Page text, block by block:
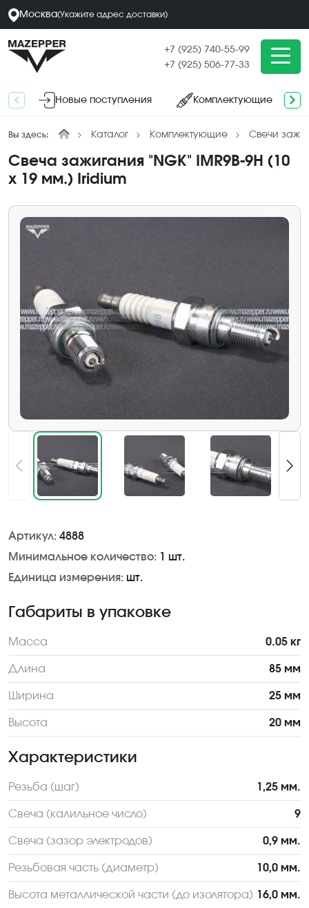
Москва(Укажите адрес доставки)
+7 (925) 740-55-99
+7 (925) 506-77-33
Новые поступления Комплектующие
Вы здесь: Каталог Комплектующие Свечи
Свеча зажигания "NGK" IMR9B-9H (10
х 19 мм.) Iridium
Артикул: 4888
Минимальное количество: 1 шт.
Единица измерения: шт.
Габариты в упаковке
Масса 0.05 кг
Длина 85 мм
Ширина 25 мм
Высота 20 мм
Характеристики
Резьба (шаг) 1,25 мм.
Свеча (калильное число) 9
Свеча (зазор электродов) 0,9 мм.
Резьбовая часть (диаметр) 10,0 мм.
Высота металлической части (до изолятора) 16,0 мм.